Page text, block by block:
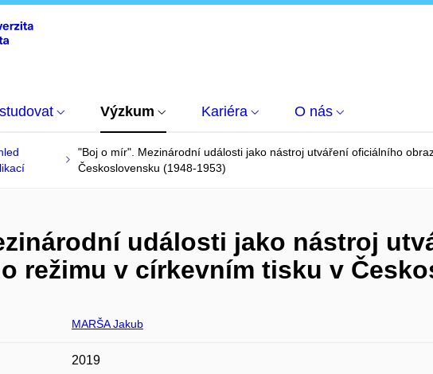
Výzkum Kariéra O nás
"Boj o mír". Mezinárodní události jako nástroj utváření oficiálního
Československu (1948-1953)
události jako nástroj
režimu v církevním tisku v
MARŠA Jakub
2019